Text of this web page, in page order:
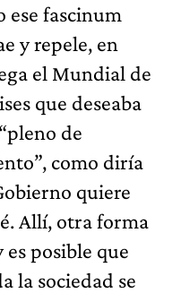
ese fascinum
y repele, en
el Mundial de
que deseaba
de
como diría
quiere
Allí, otra forma
es posible que
la sociedad se